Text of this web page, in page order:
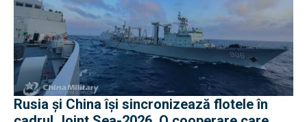
Rusia și China își sincronizează flotele în